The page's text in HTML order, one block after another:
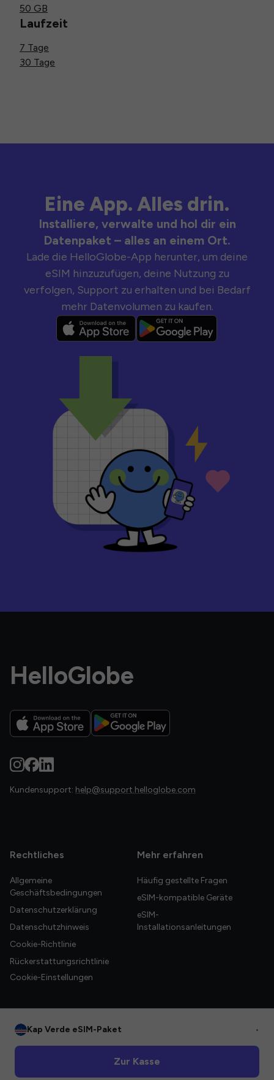
50 GB
Laufzeit
7 Tage
30 Tage
Eine App. Alles drin.
Installiere, verwalte und hol dir ein
Datenpaket – alles an einem Ort.
Lade die HelloGlobe-App herunter, um deine
eSIM hinzuzufügen, deine Nutzung zu
verfolgen, Support zu erhalten und bei Bedarf
mehr Datenvolumen zu kaufen.
HelloGlobe
Kundensupport: help@support.helloglobe.com
Rechtliches
Allgemeine
Geschäftsbedingungen
Datenschutzerklärung
Datenschutzhinweis
Cookie-Richtlinie
Rückerstattungsrichtlinie
Cookie-Einstellungen
Mehr erfahren
Häufig gestellte Fragen
eSIM-kompatible Geräte
eSIM-
Installationsanleitungen
Kap Verde eSIM-Paket •
Zur Kasse